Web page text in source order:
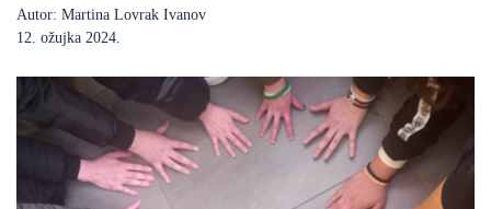
Autor: Martina Lovrak Ivanov
12. ožujka 2024.